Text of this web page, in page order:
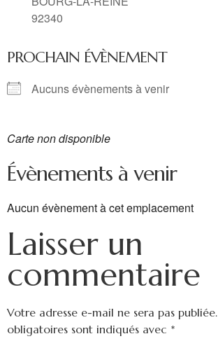
92340
PROCHAIN ÉVÈNEMENT
Aucuns évènements à venir
Carte non disponible
Évènements à venir
Aucun évènement à cet emplacement
Laisser un
commentaire
Votre adresse e-mail ne sera pas publiée.
obligatoires sont indiqués avec *